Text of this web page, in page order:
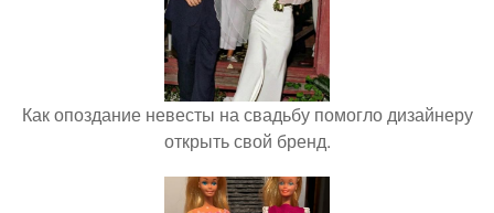
Как опоздание невесты на свадьбу помогло дизайнеру
открыть свой бренд.